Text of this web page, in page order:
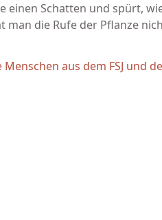
einen Schatten und spürt,
man die Rufe der Pflanze
aus dem FSJ und